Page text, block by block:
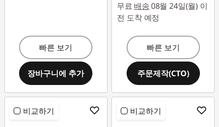
빠른 보기
장바구니에 추가
무료 배송08월 24일(월) 이
전 도착 예정
빠른 보기
주문제작(CTO)
비교하기 비교하기